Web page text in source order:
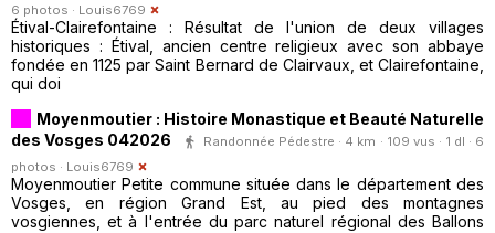
6 photos · Louis6769
Étival-Clairefontaine : Résultat de l'union de deux villages
historiques : Étival, ancien centre religieux avec son abbaye
fondée en 1125 par Saint Bernard de Clairvaux, et Clairefontaine,
qui doi
Moyenmoutier : Histoire Monastique et Beauté Naturelle
des Vosges 042026
Randonnée Pédestre · 4 km · 109 vus · 1 dl · 6
photos · Louis6769
Moyenmoutier Petite commune située dans le département des
Vosges, en région Grand Est, au pied des montagnes
vosgiennes, et à l'entrée du parc naturel régional des Ballons